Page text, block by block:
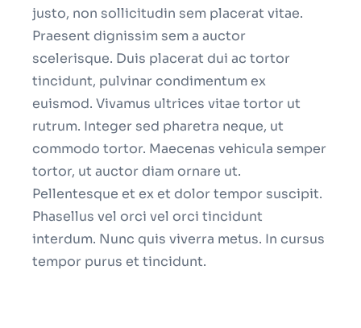
justo, non sollicitudin sem placerat vitae.
Praesent dignissim sem a auctor
scelerisque. Duis placerat dui ac tortor
tincidunt, pulvinar condimentum ex
euismod. Vivamus ultrices vitae tortor ut
rutrum. Integer sed pharetra neque, ut
commodo tortor. Maecenas vehicula semper
tortor, ut auctor diam ornare ut.
Pellentesque et ex et dolor tempor suscipit.
Phasellus vel orci vel orci tincidunt
interdum. Nunc quis viverra metus. In cursus
tempor purus et tincidunt.